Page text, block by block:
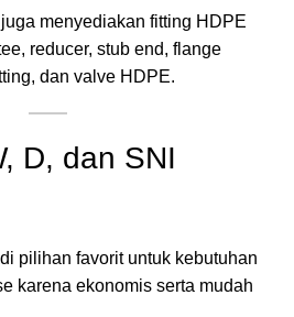
menyediakan fitting HDPE
reducer, stub end, flange
dan valve HDPE.
D, dan SNI
pilihan favorit untuk kebutuhan
karena ekonomis serta mudah